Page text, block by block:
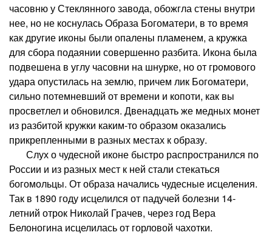
часовню у Стеклянного завода, обожгла стены внутри
нее, но не коснулась Образа Богоматери, в то время
как другие иконы были опалены пламенем, а кружка
для сбора подаянии совершенно разбита. Икона была
подвешена в углу часовни на шнурке, но от громового
удара опустилась на землю, причем лик Богоматери,
сильно потемневший от времени и копоти, как вы
просветлел и обновился. Двенадцать же медных монет
из разбитой кружки каким-то образом оказались
прикрепленными в разных местах к образу.
Слух о чудесной иконе быстро распространился по
России и из разных мест к ней стали стекаться
богомольцы. От образа начались чудесные исцеления.
Так в 1890 году исцелился от падучей болезни 14-
летний отрок Николай Грачев, через год Вера
Белоногина исцелилась от горловой чахотки.